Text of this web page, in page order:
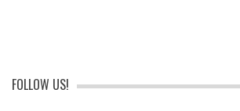
FOLLOW US!